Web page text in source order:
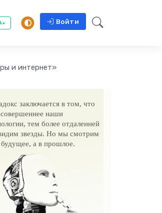
Войти
и интернет»
заключается в том, что
наши
тем более отдаленней
звезды. Но мы смотрим
будущее, а в прошлое.